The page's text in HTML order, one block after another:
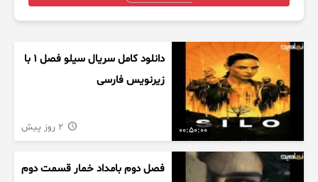
00:50:00
دانلود کامل سریال سیلو فصل ۱ با
زیرنویس فارسی
فصل دوم بامداد خمار قسمت دوم